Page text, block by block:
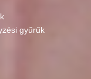
gyűrűk